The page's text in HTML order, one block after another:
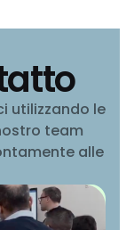
utilizzando le
team
alle